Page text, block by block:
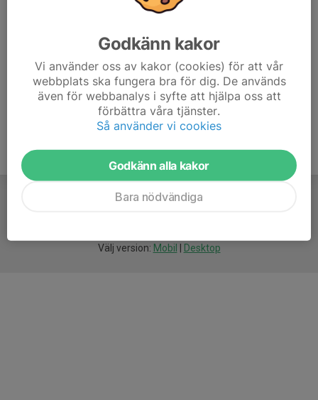
Välj version: Mobil Desktop
Godkänn kakor
Vi använder oss av kakor (cookies) för att vår
webbplats ska fungera bra för dig. De används
även för webbanalys i syfte att hjälpa oss att
förbättra våra tjänster.
Så använder vi cookies
Godkänn alla kakor
Bara nödvändiga